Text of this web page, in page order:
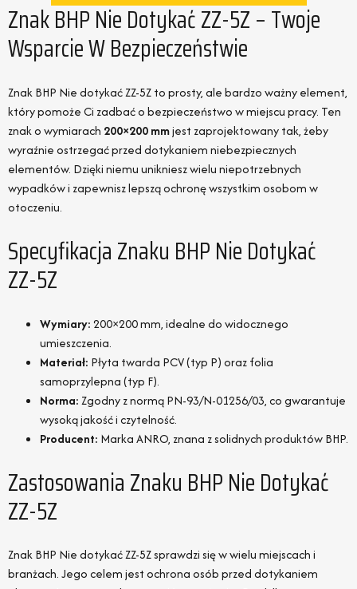
Znak BHP Nie Dotykać ZZ-5Z – Twoje
Wsparcie W Bezpieczeństwie
Znak BHP Nie dotykać ZZ-5Z to prosty, ale bardzo ważny element,
który pomoże Ci zadbać o bezpieczeństwo w miejscu pracy. Ten
znak o wymiarach 200×200 mmjest zaprojektowany tak, żeby
wyraźnie ostrzegać przed dotykaniem niebezpiecznych
elementów. Dzięki niemu unikniesz wielu niepotrzebnych
wypadków i zapewnisz lepszą ochronę wszystkim osobom w
otoczeniu.
Specyfikacja Znaku BHP Nie Dotykać
ZZ-5Z
Wymiary:200×200 mm, idealne do widocznego
umieszczenia.
Materiał: Płyta twarda PCV (typ P) oraz folia
samoprzylepna (typ F).
Norma:Zgodny z normą PN-93/N-01256/03, co gwarantuje
wysoką jakość i czytelność.
Producent: Marka ANRO, znana z solidnych produktów BHP.
Zastosowania Znaku BHP Nie Dotykać
ZZ-5Z
Znak BHP Nie dotykać ZZ-5Z sprawdzi się w wielu miejscach i
branżach. Jego celem jest ochrona osób przed dotykaniem